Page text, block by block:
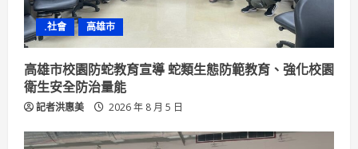
.社會 高雄市
高雄市校園防蛇教育宣導 蛇類生態防範教育、強化校園
衛生安全防治量能
記者洪惠美 2026 年 8 月 5 日